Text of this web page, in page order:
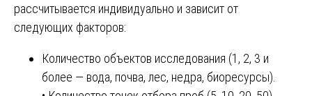
рассчитывается индивидуально и зависит от
следующих факторов:
Количество объектов исследования (1, 2, 3 и
более — вода, почва, лес, недра, биоресурсы).